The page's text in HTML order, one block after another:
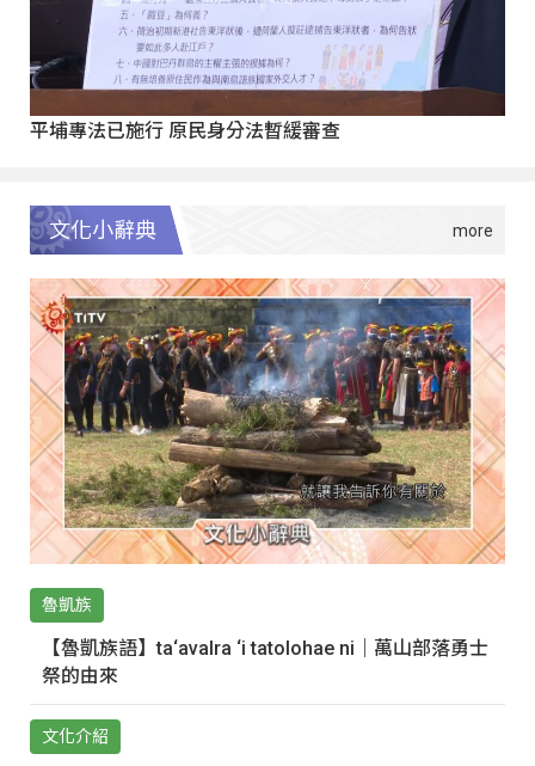
平埔專法已施行 原民身分法暫緩審查
文化小辭典
魯凱族
【魯凱族語】ta‘avalra ‘i tatolohae ni｜萬山部落勇士
祭的由來
文化介紹